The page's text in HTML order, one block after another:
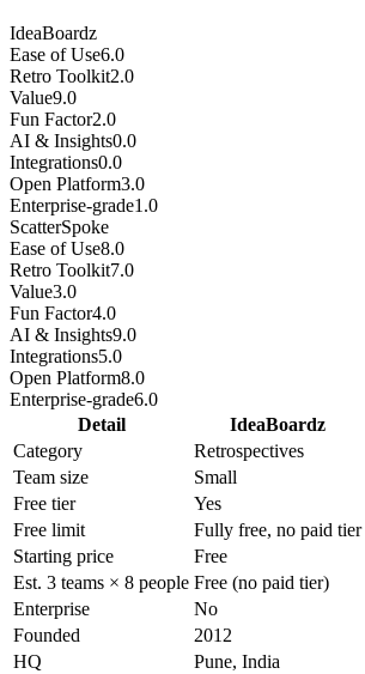
IdeaBoardz
Ease of Use6.0
Retro Toolkit2.0
Value9.0
Fun Factor2.0
AI & Insights0.0
Integrations0.0
Open Platform3.0
Enterprise-grade1.0
ScatterSpoke
Ease of Use8.0
Retro Toolkit7.0
Value3.0
Fun Factor4.0
AI & Insights9.0
Integrations5.0
Open Platform8.0
Enterprise-grade6.0
Detail
IdeaBoardz
Category
Retrospectives
Team size
Small
Free tier
Yes
Free limit
Fully free, no paid tier
Starting price
Free
Est. 3 teams × 8 people Free (no paid tier)
Enterprise
No
Founded
2012
HQ
Pune, India